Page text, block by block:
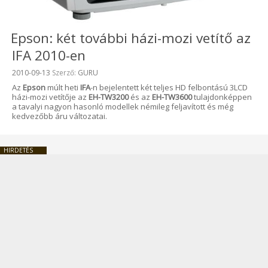
Epson: két további házi-mozi vetítő az
IFA 2010-en
Beküldve:
2010-09-13 Szerző: GURU
Az Epson múlt heti IFA-n bejelentett két teljes HD felbontású 3LCD
házi-mozi vetítője az EH-TW3200és az EH-TW3600tulajdonképpen
a tavalyi nagyon hasonló modellek némileg feljavított és még
kedvezőbb áru változatai.
HIRDETÉS